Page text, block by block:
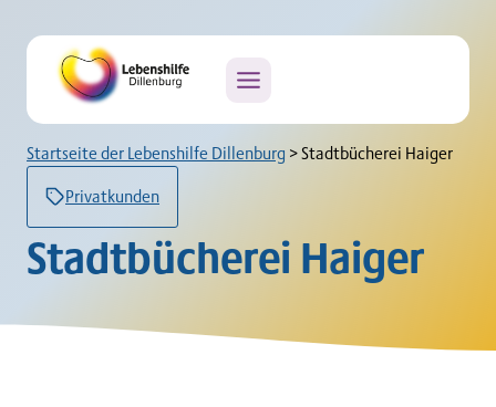
Inhalt
springen
Startseite der Lebenshilfe Dillenburg >Stadtbücherei Haiger
Privatkunden
Stadtbücherei Haiger